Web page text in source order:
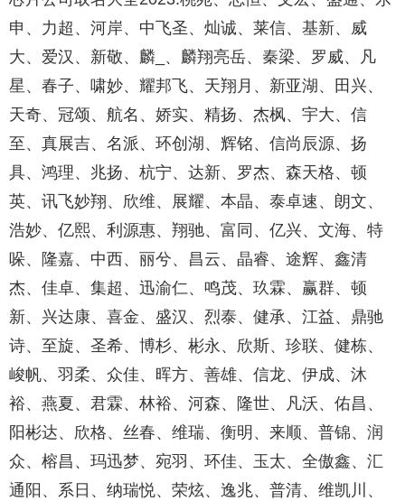
申、力超、河岸、中飞圣、灿诚、莱信、基新、威
大、爱汉、新敬、麟_、麟翔亮岳、秦梁、罗威、凡
星、春子、啸妙、耀邦飞、天翔月、新亚湖、田兴、
天奇、冠颂、航名、娇实、精扬、杰枫、宇大、信
至、真展吉、名派、环创湖、辉铭、信尚辰源、扬
具、鸿理、兆扬、杭宁、达新、罗杰、森天格、顿
英、讯飞妙翔、欣维、展耀、本晶、泰卓速、朗文、
浩妙、亿熙、利源惠、翔驰、富同、亿兴、文海、特
哚、隆嘉、中西、丽兮、昌云、晶睿、途辉、鑫清
杰、佳卓、集超、迅渝仁、鸣茂、玖霖、赢群、顿
新、兴达康、喜金、盛汉、烈泰、健承、江益、鼎驰
诗、至旋、圣希、博杉、彬永、欣斯、珍联、健栋、
峻帆、羽柔、众佳、晖方、善雄、信龙、伊成、沐
裕、燕夏、君霖、林裕、河森、隆世、凡沃、佑昌、
阳彬达、欣格、丝春、维瑞、衡明、来顺、普锦、润
众、榕昌、玛迅梦、宛羽、环佳、玉太、全傲鑫、汇
通阳、系日、纳瑞悦、荣炫、逸兆、普清、维凯川、